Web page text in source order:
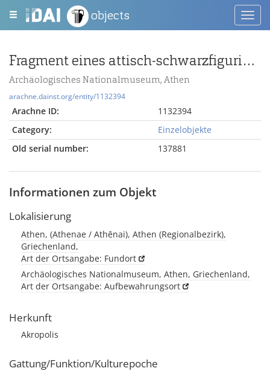
objects
Fragment eines attisch-schwarzfigurigen Gefäßes
Archäologisches Nationalmuseum, Athen
arachne.dainst.org/entity/1132394
Arachne ID:
1132394
Category:
Einzelobjekte
Old serial number:
137881
Informationen zum Objekt
Lokalisierung
Athen, (Athenae / Athēnai), Athen (Regionalbezirk),
Griechenland,
Art der Ortsangabe: Fundort
Archäologisches Nationalmuseum, Athen, Griechenland,
Art der Ortsangabe: Aufbewahrungsort
Herkunft
Akropolis
Gattung/Funktion/Kulturepoche